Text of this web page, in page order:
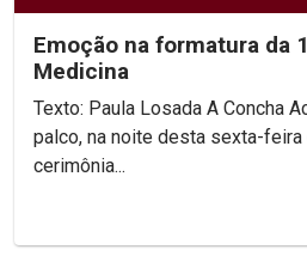
Emoção na formatura da
Medicina
Texto: Paula Losada A Concha Acústica da UFPE foi
palco, na noite desta sexta-feira
cerimônia...